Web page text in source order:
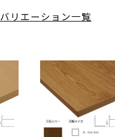
バリエーション一覧